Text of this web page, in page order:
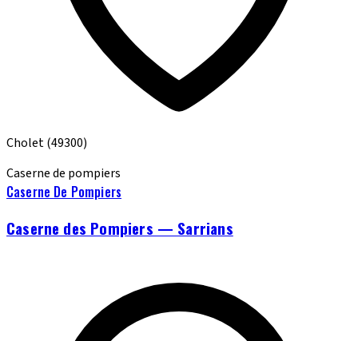
Cholet(49300)
Caserne de pompiers
Caserne De Pompiers
Caserne des Pompiers — Sarrians